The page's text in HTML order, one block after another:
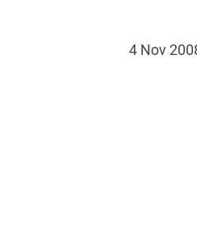
4 Nov